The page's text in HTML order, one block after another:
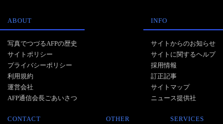
ABOUT
写真でつづるAFPの歴史
サイトポリシー
プライバシーポリシー
利用規約
運営会社
AFP通信会長ごあいさつ
INFO
サイトからのお知らせ
サイトに関するヘルプ
採用情報
訂正記事
サイトマップ
ニュース提供社
CONTACT OTHER SERVICES